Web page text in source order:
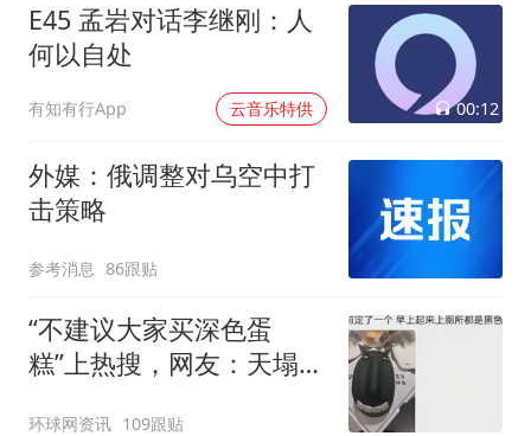
E45 孟岩对话李继刚：人
何以自处
有知有行App 云音乐特供 00:12
外媒：俄调整对乌空中打
击策略
参考消息 86跟贴
“不建议大家买深色蛋
糕”上热搜，网友：天塌
环球网资讯 109跟贴